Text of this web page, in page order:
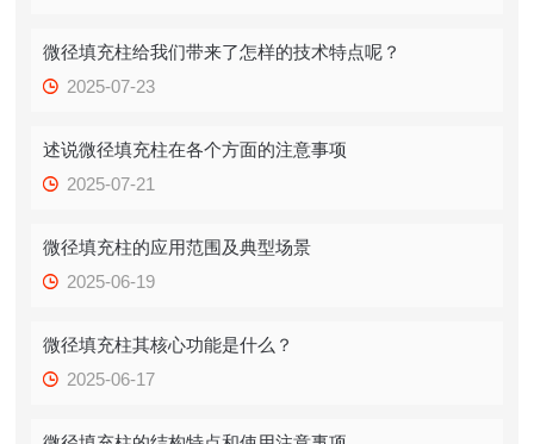
微径填充柱给我们带来了怎样的技术特点呢？
2025-07-23
述说微径填充柱在各个方面的注意事项
2025-07-21
微径填充柱的应用范围及典型场景
2025-06-19
微径填充柱其核心功能是什么？
2025-06-17